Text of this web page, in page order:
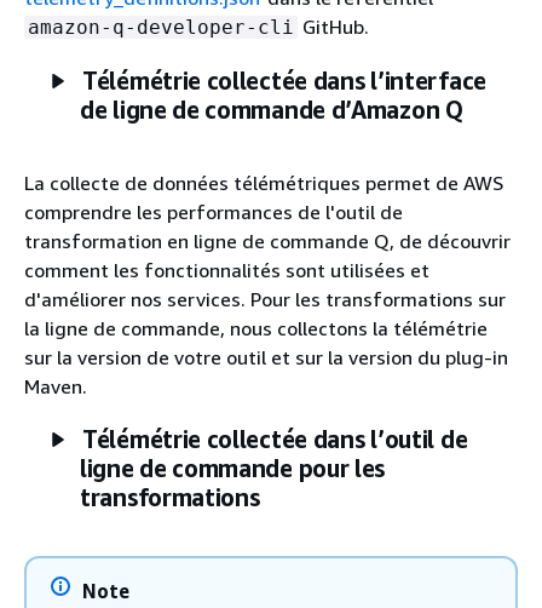
amazon-q-developer-cli GitHub.
Télémétrie collectée dans l’interface
de ligne de commande d’Amazon Q
La collecte de données télémétriques permet de AWS
comprendre les performances de l'outil de
transformation en ligne de commande Q, de découvrir
comment les fonctionnalités sont utilisées et
d'améliorer nos services. Pour les transformations sur
la ligne de commande, nous collectons la télémétrie
sur la version de votre outil et sur la version du plug-in
Maven.
Télémétrie collectée dans l’outil de
ligne de commande pour les
transformations
Note